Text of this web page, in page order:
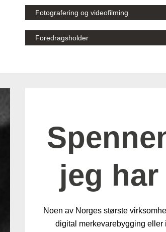
Fotografering og videofilming
Foredragsholder
jeg
Noen av Norges største
digital merkevarebygging